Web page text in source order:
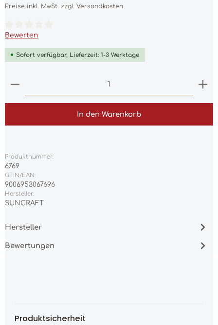
Preise inkl. MwSt. zzgl. Versandkosten
Durchschnittliche Bewertung von 0 von 5 Sternen
Bewerten
Sofort verfügbar, Lieferzeit: 1-3 Werktage
Produkt Anzahl: Gib den gewünschten Wert
In den Warenkorb
Produktnummer:
6769
GTIN/EAN:
9006953067696
Hersteller:
SUNCRAFT
Hersteller
Bewertungen
Produktsicherheit